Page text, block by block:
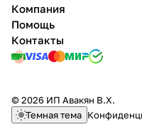
Компания
Помощь
Контакты
© 2026 ИП Авакян В.Х.
Темная тема